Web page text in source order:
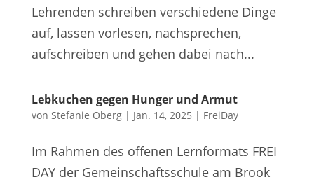
Lehrenden schreiben verschiedene Dinge
auf, lassen vorlesen, nachsprechen,
aufschreiben und gehen dabei nach...
Lebkuchen gegen Hunger und Armut
von Stefanie Oberg| Jan. 14, 2025 | FreiDay
Im Rahmen des offenen Lernformats FREI
DAY der Gemeinschaftsschule am Brook